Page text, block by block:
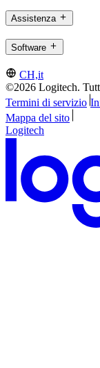
Assistenza
Software
CH,it
©2026 Logitech.
Termini di servizio
Mappa del sito
Logitech